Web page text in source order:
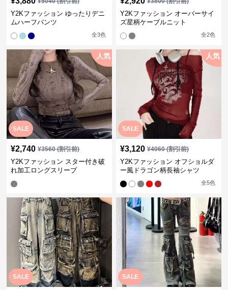
Y2Kファッション ゆったりデニ
ムハーフパンツ
全3色
Y2Kファッション オーバーサイ
ズ星柄ケーブルニット
全2色
SALE
人気
¥2,740 ¥3560(割引前)
Y2Kファッション スター付き破
れ加工ロングスリーブ
SALE
人気
¥3,120 ¥4060(割引前)
Y2Kファッション オフショルダ
ー風ドラゴン柄長袖シャツ
全5色
SALE SALE